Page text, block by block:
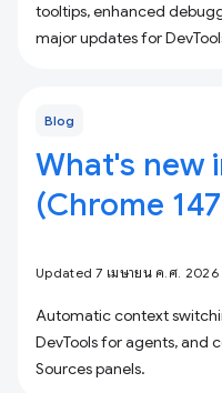
tooltips, enhanced
major updates for
Blog
What's new
(Chrome
Updated 7 เมษายน ค.ศ. 2026
Automatic context
DevTools for agents, and
Sources panels.